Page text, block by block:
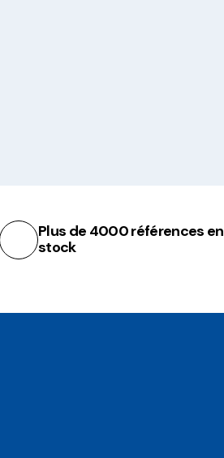
Plus de 4000 références en
stock